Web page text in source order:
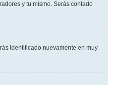
y tu mismo. Serás contado
identificado nuevamente en muy